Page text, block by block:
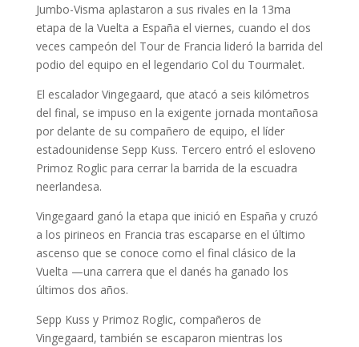
Jumbo-Visma aplastaron a sus rivales en la 13ma
etapa de la Vuelta a España el viernes, cuando el dos
veces campeón del Tour de Francia lideró la barrida del
podio del equipo en el legendario Col du Tourmalet.
El escalador Vingegaard, que atacó a seis kilómetros
del final, se impuso en la exigente jornada montañosa
por delante de su compañero de equipo, el líder
estadounidense Sepp Kuss. Tercero entró el esloveno
Primoz Roglic para cerrar la barrida de la escuadra
neerlandesa.
Vingegaard ganó la etapa que inició en España y cruzó
a los pirineos en Francia tras escaparse en el último
ascenso que se conoce como el final clásico de la
Vuelta —una carrera que el danés ha ganado los
últimos dos años.
Sepp Kuss y Primoz Roglic, compañeros de
Vingegaard, también se escaparon mientras los